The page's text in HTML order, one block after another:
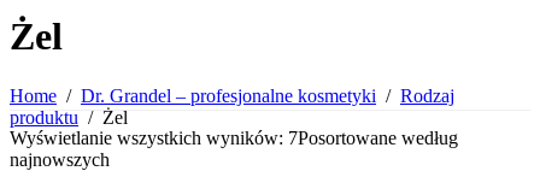
Żel
Home / Dr. Grandel – profesjonalne kosmetyki / Rodzaj
produktu / Żel
Wyświetlanie wszystkich wyników: 7Posortowane według
najnowszych